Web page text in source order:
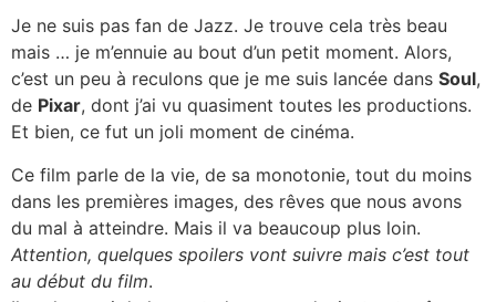
Je ne suis pas fan de Jazz. Je trouve cela très beau
mais … je m’ennuie au bout d’un petit moment. Alors,
c’est un peu à reculons que je me suis lancée dans Soul,
de Pixar, dont j’ai vu quasiment toutes les productions.
Et bien, ce fut un joli moment de cinéma.
Ce film parle de la vie, de sa monotonie, tout du moins
dans les premières images, des rêves que nous avons
du mal à atteindre. Mais il va beaucoup plus loin.
Attention, quelques spoilers vont suivre mais c’est tout
au début du film.